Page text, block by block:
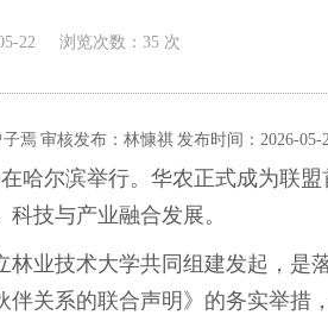
22 浏览次数： 35 次
子焉 审核发布：林慷祺 发布时间：2026-05-
哈尔滨举行。华农正式成为联
技与产业融合发展。
业技术大学共同组建发起，是
关系的联合声明》的务实举措